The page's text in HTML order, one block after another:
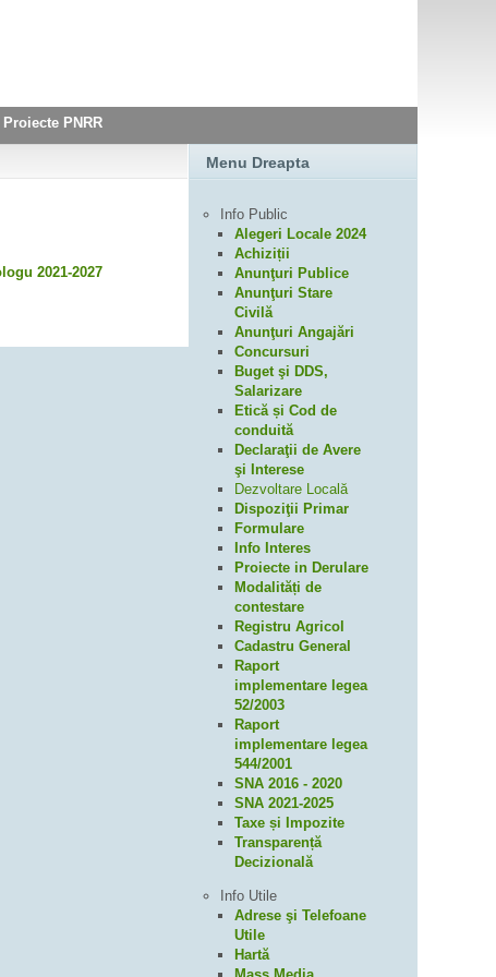
Proiecte PNRR
2021-2027
Menu Dreapta
Info Public
Alegeri Locale 2024
Achiziții
Anunţuri Publice
Anunţuri Stare
Civilă
Anunţuri Angajări
Concursuri
Buget şi DDS,
Salarizare
Etică și Cod de
conduită
Declaraţii de Avere
şi Interese
Dezvoltare Locală
Dispoziţii Primar
Formulare
Info Interes
Proiecte in Derulare
Modalități de
contestare
Registru Agricol
Cadastru General
Raport
implementare legea
52/2003
Raport
implementare legea
544/2001
SNA 2016 - 2020
SNA 2021-2025
Taxe și Impozite
Transparență
Decizională
Info Utile
Adrese şi Telefoane
Utile
Hartă